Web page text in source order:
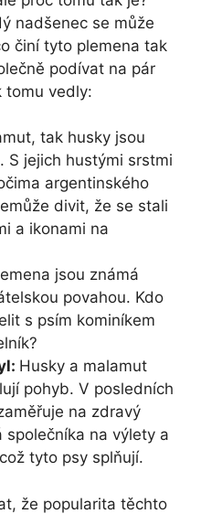
nadšenec se může
činí tyto plemena tak
podívat na pár
tomu vedly:
tak husky jsou
S jejich hustými srstmi
argentinského
divit, že se stali
a ikonami na
jsou známá
povahou. Kdo
s psím kominíkem
Husky a malamut
pohyb. V posledních
na zdravý
společníka na výlety a
tyto psy splňují.
že popularita těchto